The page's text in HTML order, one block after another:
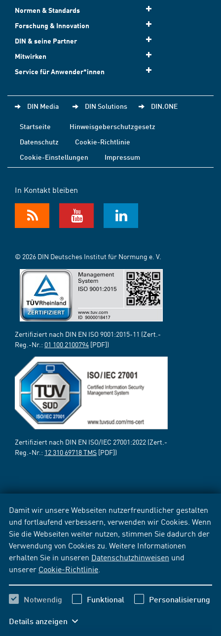
Damit wir unsere Webseiten nutzerfreundlicher gestalten
und fortlaufend verbessern, verwenden wir Cookies. Wenn
Sie die Webseiten weiter nutzen, stimmen Sie dadurch der
Verwendung von Cookies zu. Weitere Informationen
erhalten Sie in unseren Datenschutzhinweisen und
unserer Cookie-Richtlinie
Notwendig Funktional Personalisierung
Details anzeigen
Normen & Standards
Forschung & Innovation
DIN & seine Partner
Mitwirken
Service für Anwender*innen
DIN Media DIN Solutions DIN.ONE
Startseite
Hinweisgeberschutzgesetz
Datenschutz
Cookie-Richtlinie
Cookie-Einstellungen
Impressum
In Kontakt bleiben
© 2026 DIN Deutsches Institut für Normung e. V.
Zertifiziert nach DIN EN ISO 9001:2015-11 (Zert.-
Reg.-Nr.: 01 100 2100794 [PDF])
Zertifiziert nach DIN EN ISO/IEC 27001:2022 (Zert.-
Reg.-Nr.: 12 310 69718 TMS [PDF])